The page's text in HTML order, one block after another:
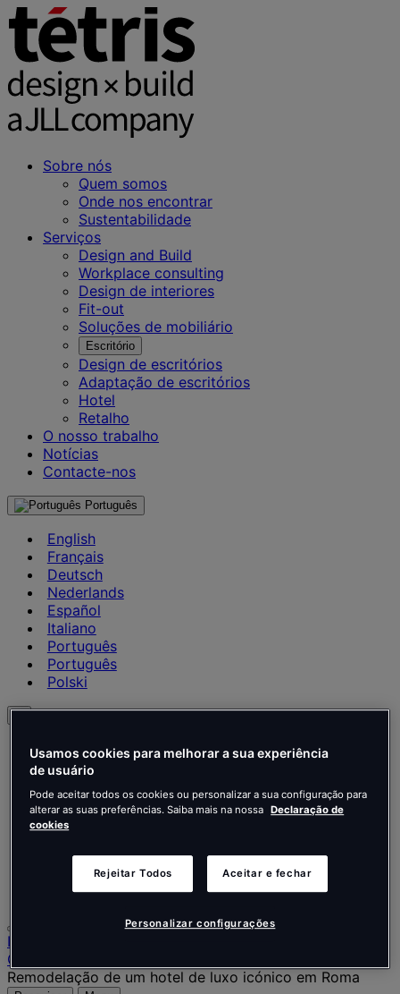
Sobre nós
Quem somos
Onde nos encontrar
Sustentabilidade
Serviços
Design and Build
Workplace consulting
Design de interiores
Fit-out
Soluções de mobiliário
Escritório
Design de escritórios
Adaptação de escritórios
Hotel
Retalho
O nosso trabalho
Notícias
Contacte-nos
Português
English
Français
Deutsch
Nederlands
Español
Italiano
Português
Português
Polski
pt
English
Français
Nederlands
Español
Português
Português
Polski
Início
O nosso trabalho
Remodelação de um hotel de luxo icónico em Roma
Usamos cookies para melhorar a sua experiência
de usuário
Pode aceitar todos os cookies ou personalizar a sua configuração para
alterar as suas preferências. Saiba mais na nossa Declaração de
cookies
Rejeitar Todos Aceitar e fechar
Personalizar configurações